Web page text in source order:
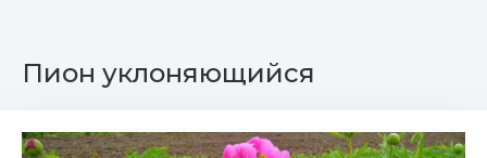
Пион уклоняющийся